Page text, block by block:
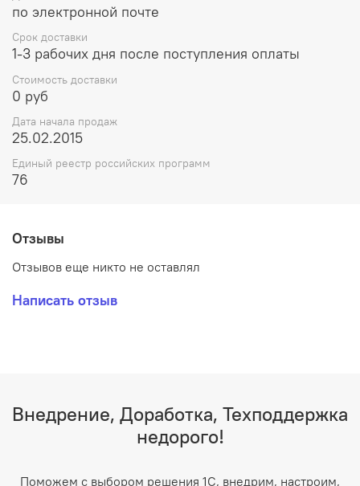
по электронной почте
Срок доставки
1-3 рабочих дня после поступления оплаты
Стоимость доставки
0 руб
Дата начала продаж
25.02.2015
Единый реестр российских программ
76
Отзывы
Отзывов еще никто не оставлял
Написать отзыв
Внедрение, Доработка, Техподдержка
недорого!
Поможем с выбором решения 1С, внедрим, настроим,